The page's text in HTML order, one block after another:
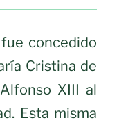
concedido
Cristina de
XIII al
Esta misma